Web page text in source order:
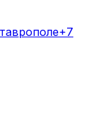
+7